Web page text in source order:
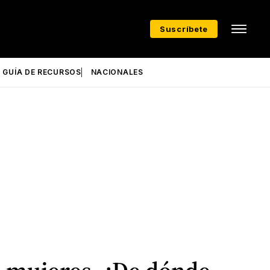
Suscríbete
GUÍA DE RECURSOS NACIONALES